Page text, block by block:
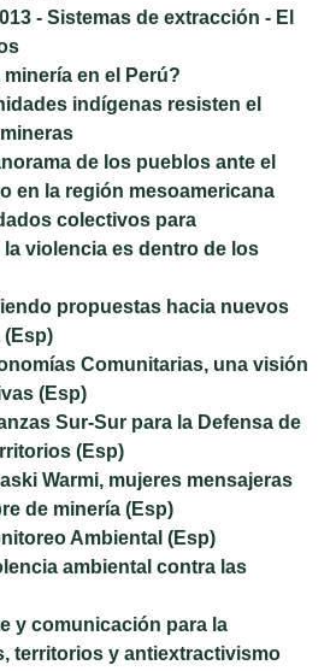
- Sistemas de extracción - El
en el Perú?
indígenas resisten el
de los pueblos ante el
en la región mesoamericana
colectivos para
violencia es dentro de los
propuestas hacia nuevos
(Esp)
Comunitarias, una visión
(Esp)
Sur-Sur para la Defensa de
(Esp)
Warmi, mujeres mensajeras
de minería (Esp)
Ambiental (Esp)
ambiental contra las
y comunicación para la
territorios y antiextractivismo